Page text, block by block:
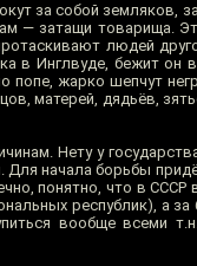
за собой земляков,
— затащи товарища.
людей
в Инглвуде, бежит он
попе, жарко шепчут
матерей, дядьёв,
Нету у
Для начала борьбы
понятно, что в СССР
республик), а за
вообще всеми